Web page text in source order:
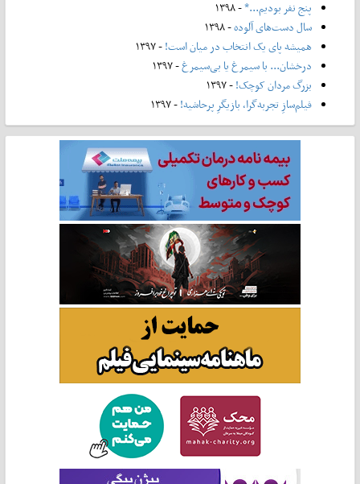
پنج نفر بودیم...*- ۱۳۹۸
سال دست‌های آلوده- ۱۳۹۸
همیشه پای یک انتخاب در میان است!- ۱۳۹۷
درخشان... با سیمرغ یا بی‌سیمرغ- ۱۳۹۷
بزرگ مردان کوچک!- ۱۳۹۷
فیلم‌سازِ تجربه‌گرا، بازیگرِ پرحاشیه!- ۱۳۹۷